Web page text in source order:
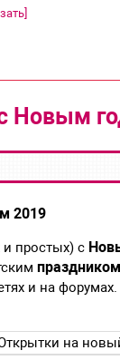
]
Новым
2019
простых) с
праздником
и на форумах.